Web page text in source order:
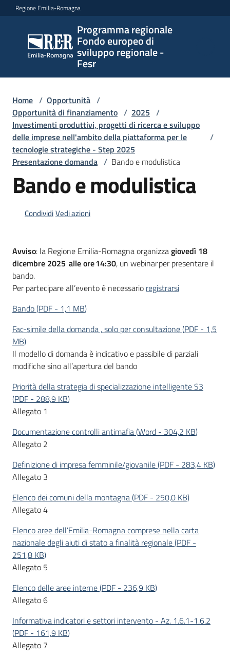
Vai al contenuto
Vai alla navigazione
Vai al footer
Regione Emilia-Romagna
Programma regionale
Fondo europeo di
sviluppo regionale -
Fesr
Programma
regionale
Fondo
europeo di
regionale -
Fesr
Novità
Opportunità
Progetti
attività
Servizi
Comunicazione
e
partecipazione
Seguici
Home / Opportunità /
Opportunità di finanziamento / 2025 /
Investimenti produttivi, progetti di ricerca e sviluppo
delle imprese nell'ambito della piattaforma per le
tecnologie strategiche - Step 2025
/
Presentazione domanda / Bando e modulistica
Bando e modulistica
CondividiVedi azioni
Avviso: la Regione Emilia-Romagna organizzagiovedì 18
dicembre 2025 alle ore 14:30, un webinar per presentare il
bando.
Per partecipare all’evento è necessario registrarsi
Bando(PDF - 1,1 MB)
Fac-simile della domanda , solo per consultazione(PDF - 1,5
MB)
Il modello di domanda è indicativo e passibile di parziali
modifiche sino all’apertura del bando
Priorità della strategia di specializzazione intelligente S3
(PDF - 288,9 KB)
Allegato 1
Documentazione controlli antimafia(Word - 304,2 KB)
Allegato 2
Definizione di impresa femminile/giovanile(PDF - 283,4 KB)
Allegato 3
Elenco dei comuni della montagna(PDF - 250,0 KB)
Allegato 4
Elenco aree dell’Emilia-Romagna comprese nella carta
nazionale degli aiuti di stato a finalità regionale(PDF -
251,8 KB)
Allegato 5
Elenco delle aree interne(PDF - 236,9 KB)
Allegato 6
Informativa indicatori e settori intervento - Az. 1.6.1-1.6.2
(PDF - 161,9 KB)
Allegato 7